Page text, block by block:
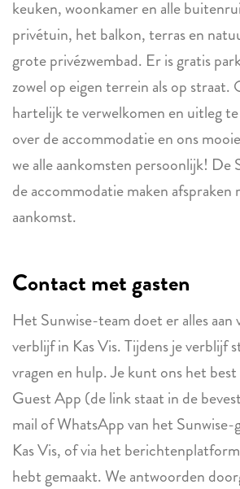
keuken, woonkamer en alle
privétuin, het balkon, terras en
grote privézwembad. Er is gratis
zowel op eigen terrein als op straat.
hartelijk te verwelkomen en uitleg
over de accommodatie en ons
we alle aankomsten persoonlijk! De
de accommodatie maken afspraken
aankomst.
Contact met gasten
Het Sunwise-team doet er alles aan
verblijf in Kas Vis. Tijdens je verblijf
vragen en hulp. Je kunt ons het
Guest App (de link staat in de
mail of WhatsApp van het
Kas Vis, of via het
hebt gemaakt. We antwoorden